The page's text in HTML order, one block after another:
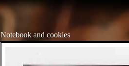
Notebook and cookies